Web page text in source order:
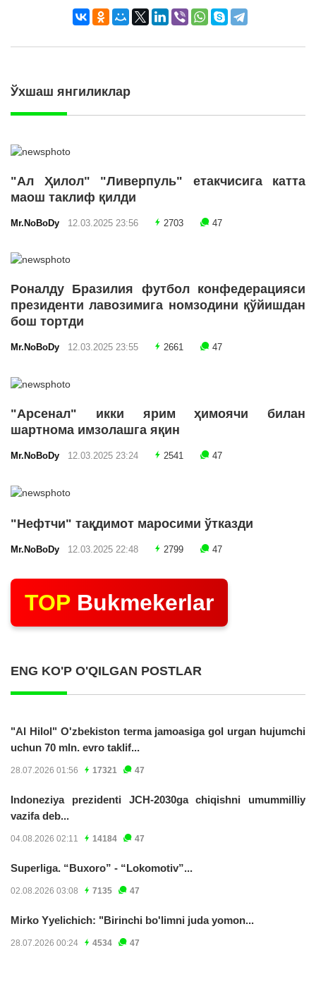
Ўхшаш янгиликлар
"Ал Ҳилол" "Ливерпуль" етакчисига катта
маош таклиф қилди
Mr.NoBoDy 12.03.2025 23:56 2703 47
Роналду Бразилия футбол конфедерацияси
президенти лавозимига номзодини қўйишдан
бош тортди
Mr.NoBoDy 12.03.2025 23:55 2661 47
"Арсенал" икки ярим ҳимоячи билан
шартнома имзолашга яқин
Mr.NoBoDy 12.03.2025 23:24 2541 47
"Нефтчи" тақдимот маросими ўтказди
Mr.NoBoDy 12.03.2025 22:48 2799 47
TOP Bukmekerlar
ENG KO'P O'QILGAN POSTLAR
"Al Hilol" O'zbekiston terma jamoasiga gol urgan hujumchi
uchun 70 mln. evro taklif...
28.07.2026 01:56 17321 47
Indoneziya prezidenti JCH-2030ga chiqishni umummilliy
vazifa deb...
04.08.2026 02:11 14184 47
Superliga. “Buxoro” - “Lokomotiv”...
02.08.2026 03:08 7135 47
Mirko Yyelichich: "Birinchi bo'limni juda yomon...
28.07.2026 00:24 4534 47